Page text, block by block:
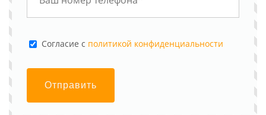
Cогласие с политикой конфиденциальности
Отправить